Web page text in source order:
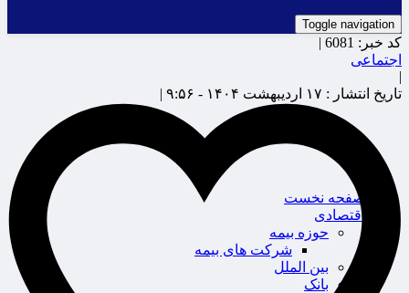
Toggle navigation
صفحه نخست
اقتصادی
حوزه بیمه
شرکت های بیمه
بین الملل
بانک
کد خبر: 6081 |
اجتماعی
|
تاریخ انتشار : ۱۷ اردیبهشت ۱۴۰۴ - ۹:۵۶ |